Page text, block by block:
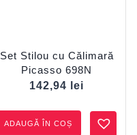
Set Stilou cu Călimară
Picasso 698N
142,94
lei
ADAUGĂ ÎN COȘ